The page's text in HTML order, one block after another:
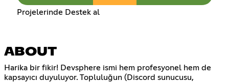
Projelerinde Destek al
ABOUT
Harika bir fikir! Devsphere ismi hem profesyonel hem de
kapsayıcı duyuluyor. Topluluğun (Discord sunucusu,